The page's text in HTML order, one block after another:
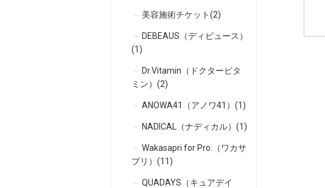
美容施術チケット(2)
DEBEAUS（ディビュース）
(1)
Dr.Vitamin（ドクタービタ
ミン）(2)
ANOWA41（アノワ41）(1)
NADICAL（ナディカル）(1)
Wakasapri for Pro.（ワカサ
プリ）(11)
QUADAYS（キュアデイ